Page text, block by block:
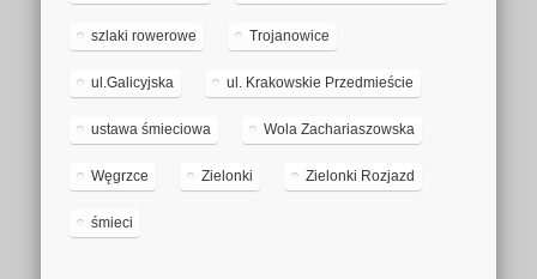
szlaki rowerowe Trojanowice
ul.Galicyjska ul. Krakowskie Przedmieście
ustawa śmieciowa Wola Zachariaszowska
Węgrzce Zielonki Zielonki Rozjazd
śmieci